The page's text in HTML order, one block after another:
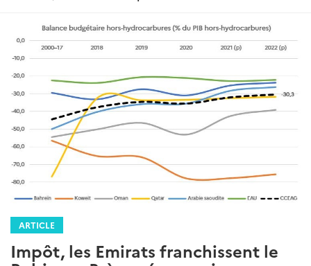
ARTICLE
Impôt, les Emirats franchissent le